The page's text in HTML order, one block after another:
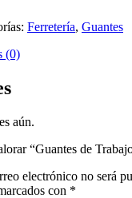
Ferretería, Guantes
(0)
aún.
“Guantes de
electrónico no será
con *